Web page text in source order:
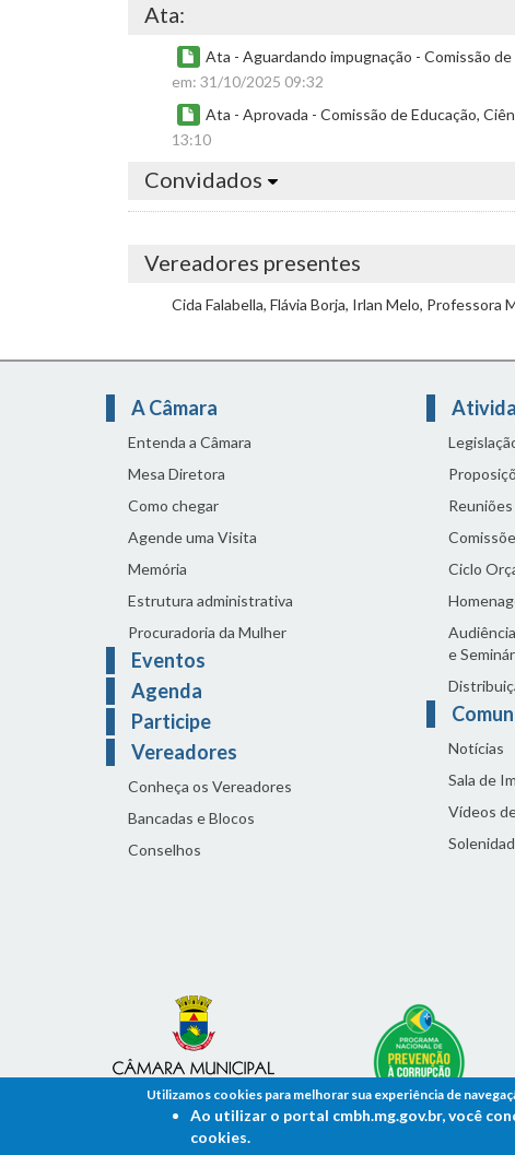
Ata:
Ata - Aguardando impugnação - Comissão
em: 31/10/2025 09:32
Ata - Aprovada - Comissão de Educação,
13:10
Convidados
Vereadores presentes
Cida Falabella, Flávia Borja, Irlan Melo, Professora
A Câmara
Entenda a Câmara
Mesa Diretora
Como chegar
Agende uma Visita
Memória
Estrutura administrativa
Procuradoria da Mulher
Eventos
Agenda
Participe
Vereadores
Conheça os Vereadores
Bancadas e Blocos
Conselhos
Reuniões
Ciclo
e
Notícias
Sala de
Vídeos
Utilizamos cookies para melhorar sua experiência de
Ao utilizar o portal cmbh.mg.gov.br, você
cookies.